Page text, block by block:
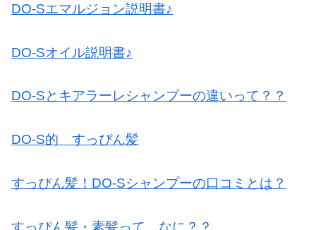
DO-Sエマルジョン説明書♪
DO-Sオイル説明書♪
DO-Sとキアラーレシャンプーの違いって？？
DO-S的 すっぴん髪
すっぴん髪！DO-Sシャンプーの口コミとは？
すっぴん髪・素髪って なに？？